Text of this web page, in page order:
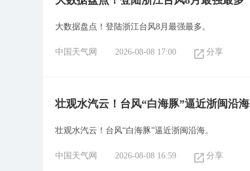
大数据盘点！登陆浙江台风8月最强最多。
中国天气网 2026-08-08 17:00 分享
壮观水汽云！台风“白海豚”逼近浙闽沿海
壮观水汽云！台风“白海豚”逼近浙闽沿海。
中国天气网 2026-08-08 16:59 分享